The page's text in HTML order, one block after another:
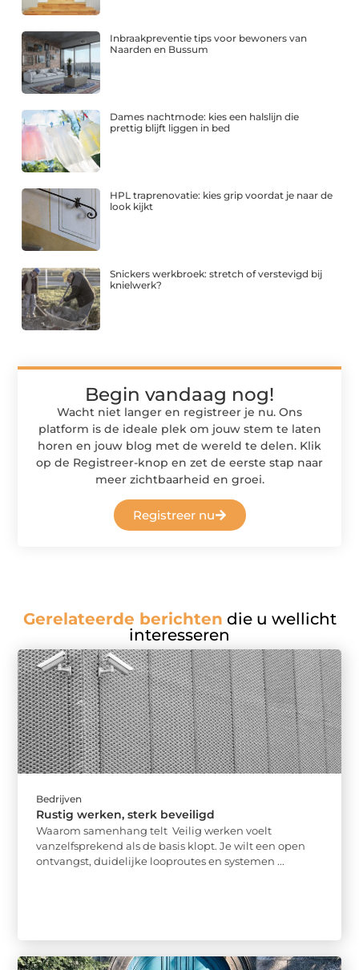
Inbraakpreventie tips voor bewoners van
Naarden en Bussum
Dames nachtmode: kies een halslijn die
prettig blijft liggen in bed
HPL traprenovatie: kies grip voordat je naar de
look kijkt
Snickers werkbroek: stretch of verstevigd bij
knielwerk?
Begin vandaag nog!
Wacht niet langer en registreer je nu. Ons
platform is de ideale plek om jouw stem te laten
horen en jouw blog met de wereld te delen. Klik
op de Registreer-knop en zet de eerste stap naar
meer zichtbaarheid en groei.
Registreer nu
Gerelateerde berichten die u wellicht
interesseren
Bedrijven
Rustig werken, sterk beveiligd
Waarom samenhang telt Veilig werken voelt
vanzelfsprekend als de basis klopt. Je wilt een open
ontvangst, duidelijke looproutes en systemen ...